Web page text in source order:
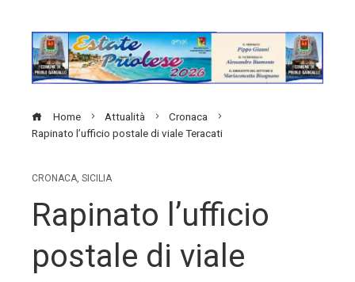
Home Attualità
Cronaca
Rapinato l’ufficio postale di viale Teracati
CRONACA, SICILIA
Rapinato l’ufficio
postale di viale